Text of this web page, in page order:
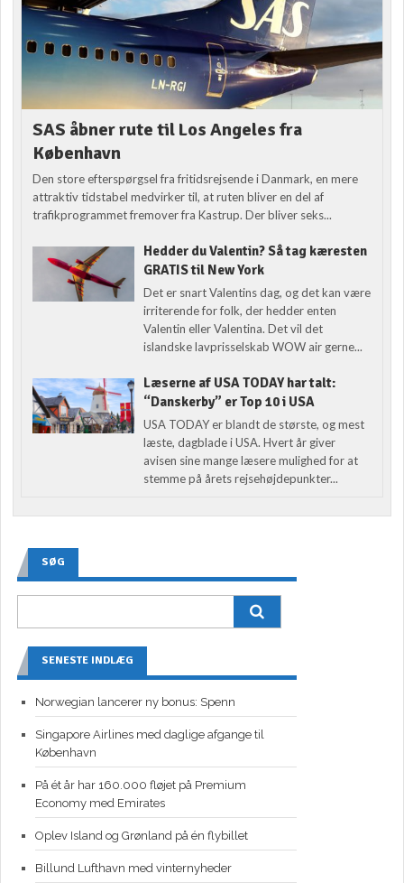
SAS åbner rute til Los Angeles fra
København
Den store efterspørgsel fra fritidsrejsende i Danmark, en mere
attraktiv tidstabel medvirker til, at ruten bliver en del af
trafikprogrammet fremover fra Kastrup. Der bliver seks...
Hedder du Valentin? Så tag kæresten
GRATIS til New York
Det er snart Valentins dag, og det kan være
irriterende for folk, der hedder enten
Valentin eller Valentina. Det vil det
islandske lavprisselskab WOW air gerne...
Læserne af USA TODAY har talt:
“Danskerby” er Top 10 i USA
USA TODAY er blandt de største, og mest
læste, dagblade i USA. Hvert år giver
avisen sine mange læsere mulighed for at
stemme på årets rejsehøjdepunkter...
SØG
SENESTE INDLÆG
Norwegian lancerer ny bonus: Spenn
Singapore Airlines med daglige afgange til
København
På ét år har 160.000 fløjet på Premium
Economy med Emirates
Oplev Island og Grønland på én flybillet
Billund Lufthavn med vinternyheder